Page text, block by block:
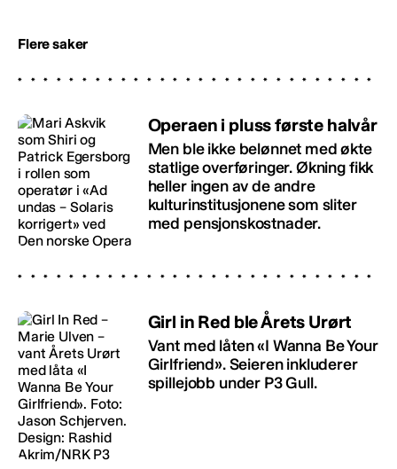
Flere saker
Operaen i pluss første halvår
Men ble ikke belønnet med økte
statlige overføringer. Økning fikk
heller ingen av de andre
kulturinstitusjonene som sliter
med pensjonskostnader.
Girl in Red ble Årets Urørt
Vant med låten «I Wanna Be Your
Girlfriend». Seieren inkluderer
spillejobb under P3 Gull.